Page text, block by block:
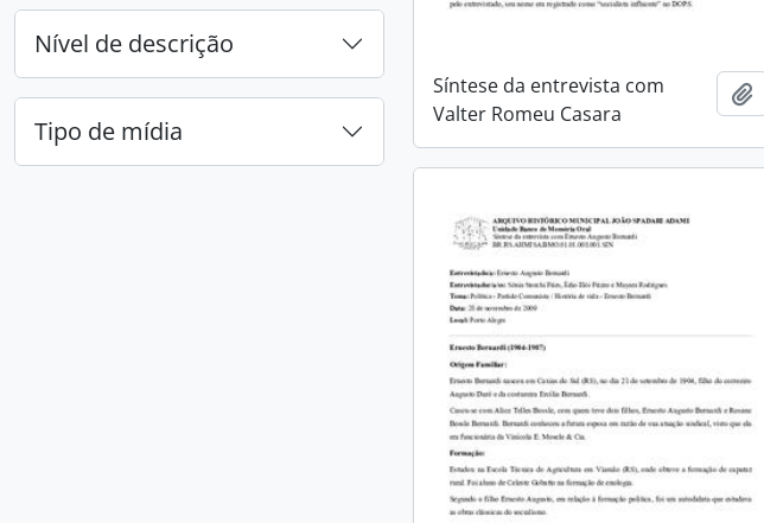
Nível de descrição
Tipo de mídia
Síntese da entrevista com
Valter Romeu Casara